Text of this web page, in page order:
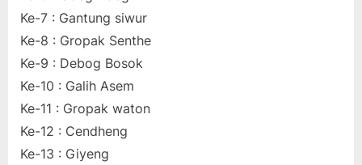
Ke-7 : Gantung siwur
Ke-8 : Gropak Senthe
Ke-9 : Debog Bosok
Ke-10 : Galih Asem
Ke-11 : Gropak waton
Ke-12 : Cendheng
Ke-13 : Giyeng